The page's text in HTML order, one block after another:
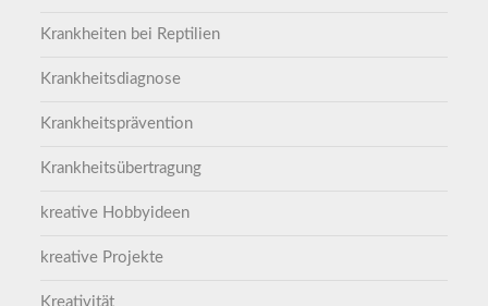
Krankheiten bei Reptilien
Krankheitsdiagnose
Krankheitsprävention
Krankheitsübertragung
kreative Hobbyideen
kreative Projekte
Kreativität